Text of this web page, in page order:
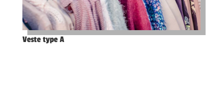
Veste type A